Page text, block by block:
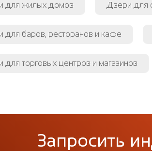
для жилых домов Двери для
для баров, ресторанов и кафе
для торговых центров и магазинов
Запросить